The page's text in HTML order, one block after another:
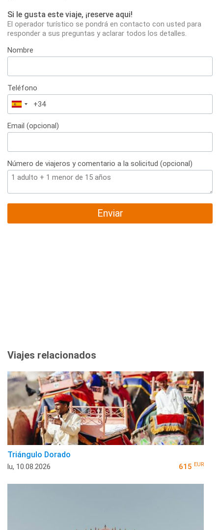
Si le gusta este viaje, ¡reserve aqui!
El operador turístico se pondrá en contacto con usted para
responder a sus preguntas y aclarar todos los detalles.
Nombre
Teléfono
España
+34
Email (opcional)
Número de viajeros y comentario a la solicitud (opcional)
Enviar
Viajes relacionados
Triángulo Dorado
lu, 10.08.2026 615 EUR